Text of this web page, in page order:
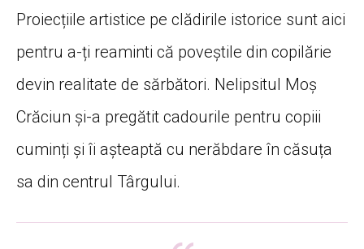
Proiecțiile artistice pe clădirile istorice sunt aici
pentru a-ți reaminti că poveștile din copilărie
devin realitate de sărbători. Nelipsitul Moș
Crăciun și-a pregătit cadourile pentru copiii
cuminți și îi așteaptă cu nerăbdare în căsuța
sa din centrul Târgului.